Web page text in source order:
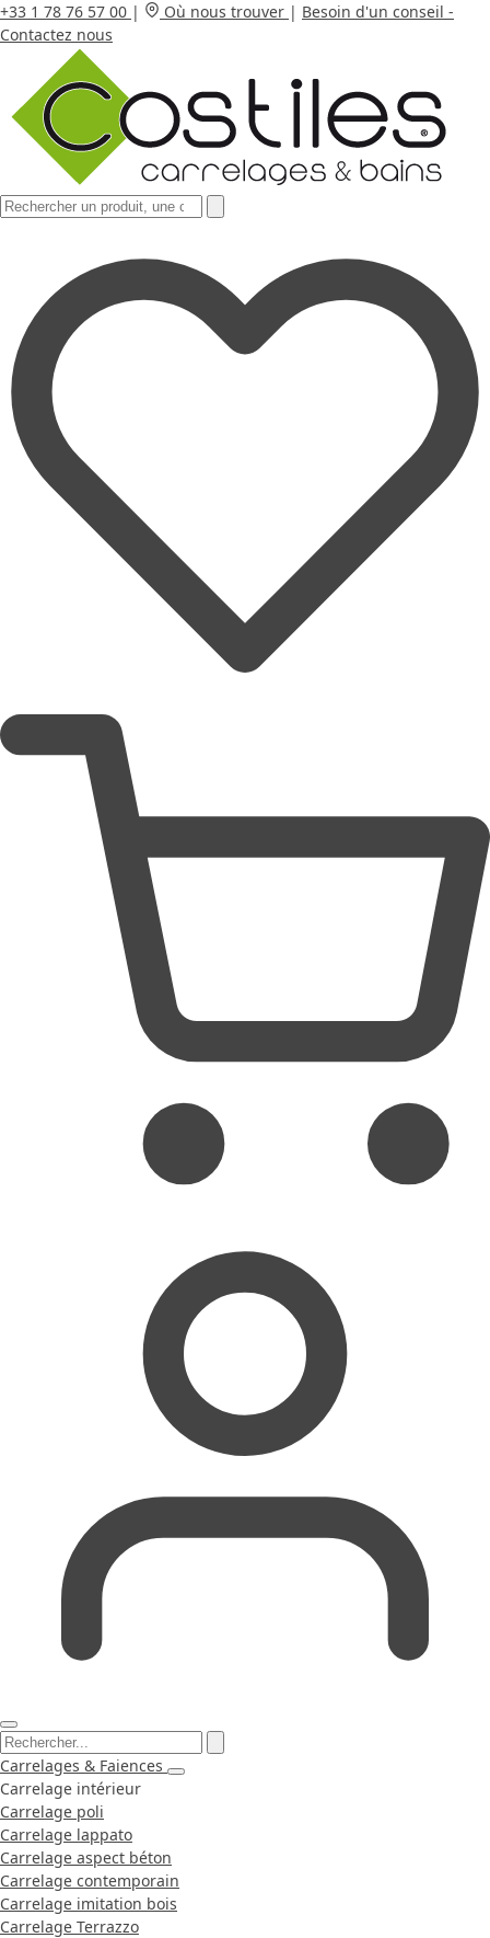
+33 1 78 76 57 00 | Où nous trouver | Besoin d'un conseil -
Contactez nous
Carrelages & Faiences
Carrelage intérieur
Carrelage poli
Carrelage lappato
Carrelage aspect béton
Carrelage contemporain
Carrelage imitation bois
Carrelage Terrazzo